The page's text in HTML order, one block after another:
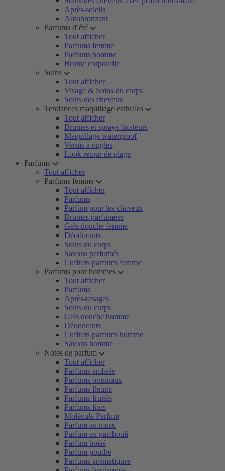
Après-soleils
Autobronzant
Parfums d’été
Tout afficher
Parfums femme
Parfums homme
Brume corporelle
Soins
Tout afficher
Visage & Soins du corps
Soins des cheveux
Tendances maquillage estivales
Tout afficher
Brumes et sprays fixateurs
Maquillage waterproof
Vernis à ongles
Look retour de plage
Parfums
Tout afficher
Parfums femme
Tout afficher
Parfums
Parfum pour les cheveux
Brumes parfumées
Gels douche femme
Déodorants
Soins du corps
Savons parfumés
Coffrets parfums femme
Parfums pour hommes
Tout afficher
Parfums
Après-rasages
Soins du corps
Gels douche homme
Déodorants
Coffrets parfums homme
Savons homme
Notes de parfum
Tout afficher
Parfums ambrés
Parfums orientaux
Parfums fleuris
Parfums fruités
Parfums frais
Molécule Parfum
Parfum au musc
Parfum au patchouli
Parfum boisé
Parfum poudré
Parfums aromatiques